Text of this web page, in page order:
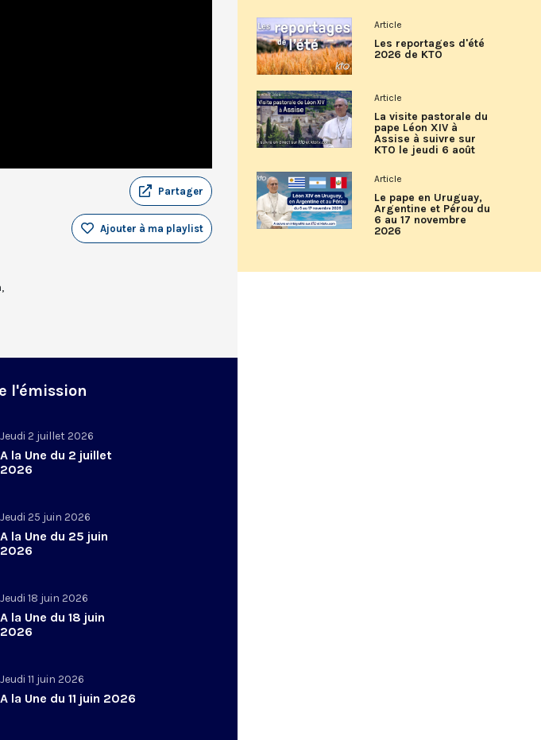
Partager
Ajouter à ma playlist
l'émission
Jeudi 2 juillet 2026
A la Une du 2 juillet
2026
Jeudi 25 juin 2026
A la Une du 25 juin
2026
Jeudi 18 juin 2026
A la Une du 18 juin
2026
Jeudi 11 juin 2026
A la Une du 11 juin 2026
Article
Les reportages d'été
2026 de KTO
Article
La visite pastorale du
pape Léon XIV à
Assise à suivre sur
KTO le jeudi 6 août
Article
Le pape en Uruguay,
Argentine et Pérou du
6 au 17 novembre
2026